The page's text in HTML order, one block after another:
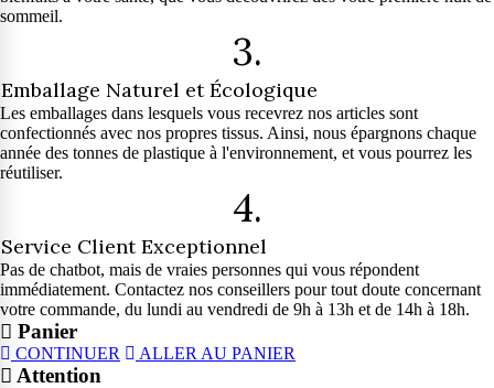
sommeil.
3.
Emballage Naturel et Écologique
Les emballages dans lesquels vous recevrez nos articles sont
confectionnés avec nos propres tissus. Ainsi, nous épargnons chaque
année des tonnes de plastique à l'environnement, et vous pourrez les
réutiliser.
4.
Service Client Exceptionnel
Pas de chatbot, mais de vraies personnes qui vous répondent
immédiatement. Contactez nos conseillers pour tout doute concernant
votre commande, du lundi au vendredi de 9h à 13h et de 14h à 18h.
Panier
CONTINUER ALLER AU PANIER
Attention